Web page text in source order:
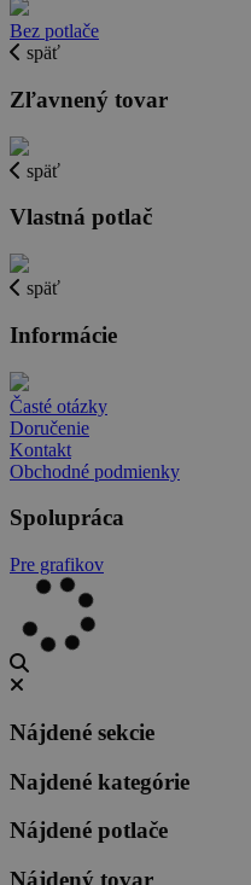
Bez potlače
späť
Zľavnený tovar
späť
Vlastná potlač
späť
Informácie
Časté otázky
Doručenie
Kontakt
Obchodné podmienky
Spolupráca
Pre grafikov
Nájdené sekcie
Najdené kategórie
Nájdené potlače
Nájdený tovar